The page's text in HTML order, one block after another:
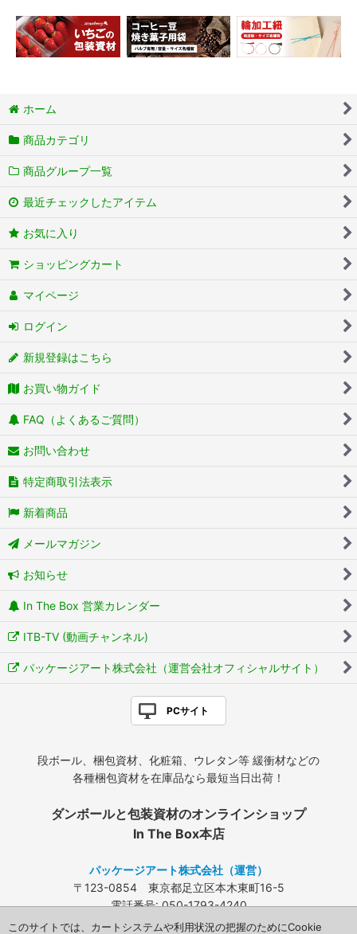
ホーム
商品カテゴリ
商品グループ一覧
最近チェックしたアイテム
お気に入り
ショッピングカート
マイページ
ログイン
新規登録はこちら
お買い物ガイド
FAQ（よくあるご質問）
お問い合わせ
特定商取引法表示
新着商品
メールマガジン
お知らせ
In The Box 営業カレンダー
ITB-TV (動画チャンネル)
パッケージアート株式会社（運営会社オフィシャルサイト）
PCサイト
段ボール、梱包資材、化粧箱、ウレタン等 緩衝材などの
各種梱包資材を在庫品なら最短当日出荷！
ダンボールと包装資材のオンラインショップ
In The Box本店
パッケージアート株式会社（運営）
〒123-0854 東京都足立区本木東町16-5
電話番号: 050-1793-4240
FAX: 03-3840-4424
このサイトでは、カートシステムや利用状況の把握のためにCookie